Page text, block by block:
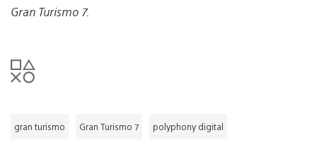
Gran Turismo 7.
gran turismo Gran Turismo 7 polyphony digital